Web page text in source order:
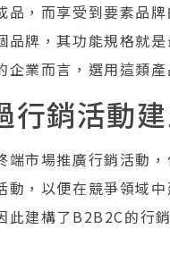
品，而享受到要素品
品牌，其功能規格就
企業而言，選用這類
行銷活動
端市場推廣行銷活動
動，以便在競爭領域
此建構了B2B2C的行